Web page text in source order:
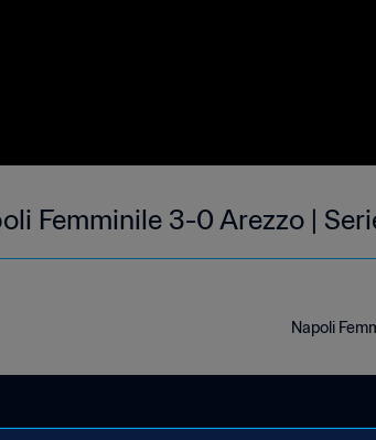
Femminile 3-0 Arezzo |
Napoli